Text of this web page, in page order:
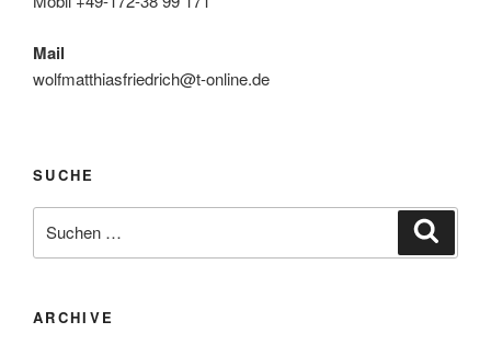
Mail
wolfmatthiasfriedrich@t-online.de
SUCHE
nach:
ARCHIVE